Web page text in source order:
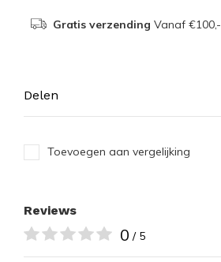
Gratis verzending Vanaf €100,-
Delen
Toevoegen aan vergelijking
Reviews
0 / 5